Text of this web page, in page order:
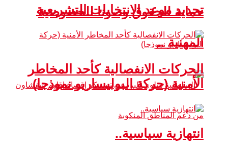
حماية للحقوق وصونا للخصوصية
المهنية ..
تحديد موعد الانتخابات التشريعية
الحركات الانفصالية كأحد المخاطر
الأمنية (حركة البوليساريو نموذجا)
انتهازية سياسية..